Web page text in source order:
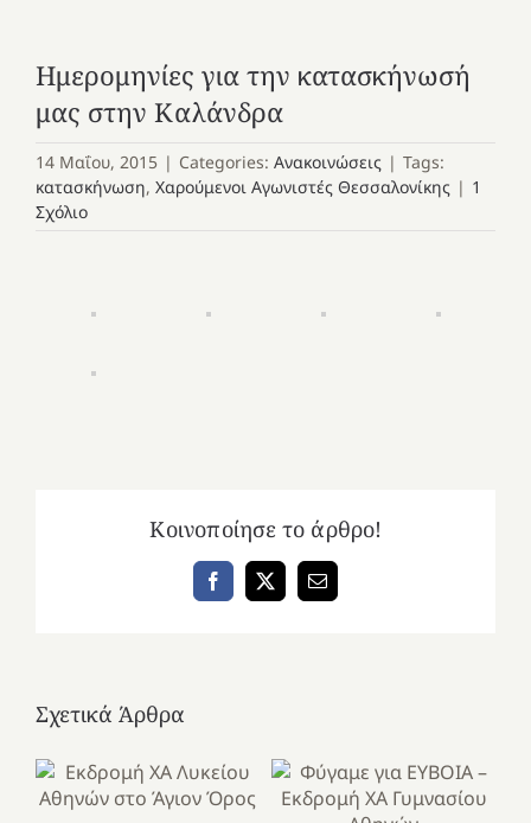
Ημερομηνίες για την κατασκήνωσή
μας στην Καλάνδρα
14 Μαΐου, 2015 | Categories: Ανακοινώσεις | Tags:
κατασκήνωση, Χαρούμενοι Αγωνιστές Θεσσαλονίκης | 1
Σχόλιο
Κοινοποίησε το άρθρο!
Facebook
X Email
Σχετικά Άρθρα